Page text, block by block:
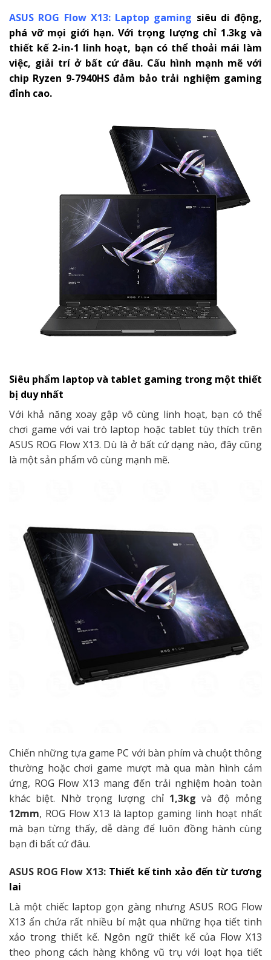
ASUS ROG Flow X13: Laptop gaming siêu di động,
phá vỡ mọi giới hạn. Với trọng lượng chỉ 1.3kg và
thiết kế 2-in-1 linh hoạt, bạn có thể thoải mái làm
việc, giải trí ở bất cứ đâu. Cấu hình mạnh mẽ với
chip Ryzen 9-7940HS đảm bảo trải nghiệm gaming
đỉnh cao.
Siêu phẩm laptop và tablet gaming trong một thiết
bị duy nhất
Với khả năng xoay gập vô cùng linh hoạt, bạn có thể
chơi game với vai trò laptop hoặc tablet tùy thích trên
ASUS ROG Flow X13. Dù là ở bất cứ dạng nào, đây cũng
là một sản phẩm vô cùng mạnh mẽ.
Chiến những tựa game PC với bàn phím và chuột thông
thường hoặc chơi game mượt mà qua màn hình cảm
ứng, ROG Flow X13 mang đến trải nghiệm hoàn toàn
khác biệt. Nhờ trọng lượng chỉ 1,3kg và độ mỏng
12mm, ROG Flow X13 là laptop gaming linh hoạt nhất
mà bạn từng thấy, dễ dàng để luôn đồng hành cùng
bạn đi bất cứ đâu.
ASUS ROG Flow X13: Thiết kế tinh xảo đến từ tương
lai
Là một chiếc laptop gọn gàng nhưng ASUS ROG Flow
X13 ẩn chứa rất nhiều bí mật qua những họa tiết tinh
xảo trong thiết kế. Ngôn ngữ thiết kế của Flow X13
theo phong cách hàng không vũ trụ với loạt họa tiết